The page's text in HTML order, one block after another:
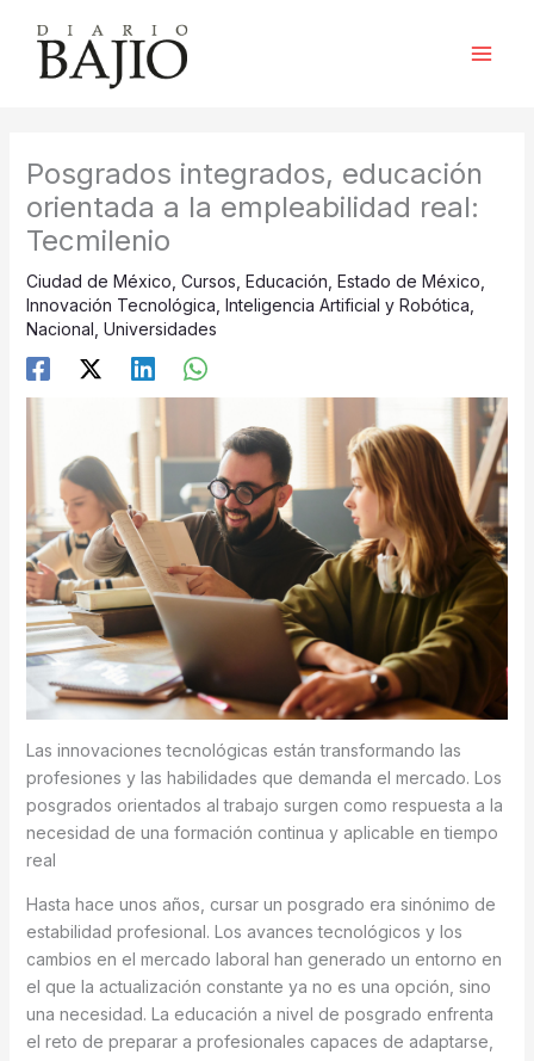
contenido
Posgrados integrados, educación
orientada a la empleabilidad real:
Tecmilenio
Ciudad de México Cursos Educación Estado de México
Innovación Tecnológica Inteligencia Artificial y Robótica
Nacional Universidades
Las innovaciones tecnológicas están transformando las
profesiones y las habilidades que demanda el mercado. Los
posgrados orientados al trabajo surgen como respuesta a la
necesidad de una formación continua y aplicable en tiempo
real
Hasta hace unos años, cursar un posgrado era sinónimo de
estabilidad profesional. Los avances tecnológicos y los
cambios en el mercado laboral han generado un entorno en
el que la actualización constante ya no es una opción, sino
una necesidad. La educación a nivel de posgrado enfrenta
el reto de preparar a profesionales capaces de adaptarse,